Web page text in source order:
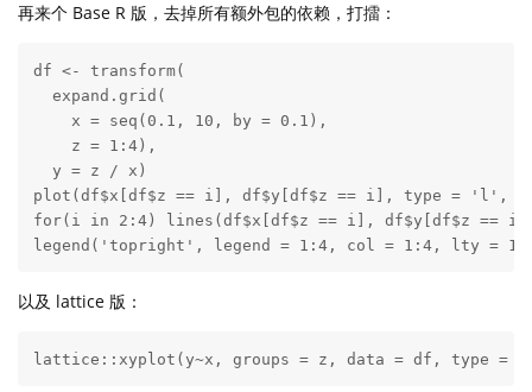
再来个 Base R 版，去掉所有额外包的依赖，打擂：
df <- transform(
  expand.grid(
    x = seq(0.1, 10, by = 0.1),
    z = 1:4),
  y = z / x)
plot(df$x[df$z == i], df$y[df$z == i], type = 'l',
for(i in 2:4) lines(df$x[df$z == i], df$y[df$z ==
legend('topright', legend = 1:4, col = 1:4, lty =
以及 lattice 版：
lattice::xyplot(y~x, groups = z, data = df, type =